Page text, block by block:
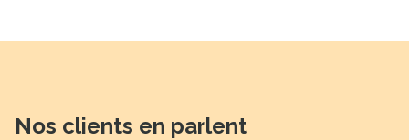
Nos clients en parlent